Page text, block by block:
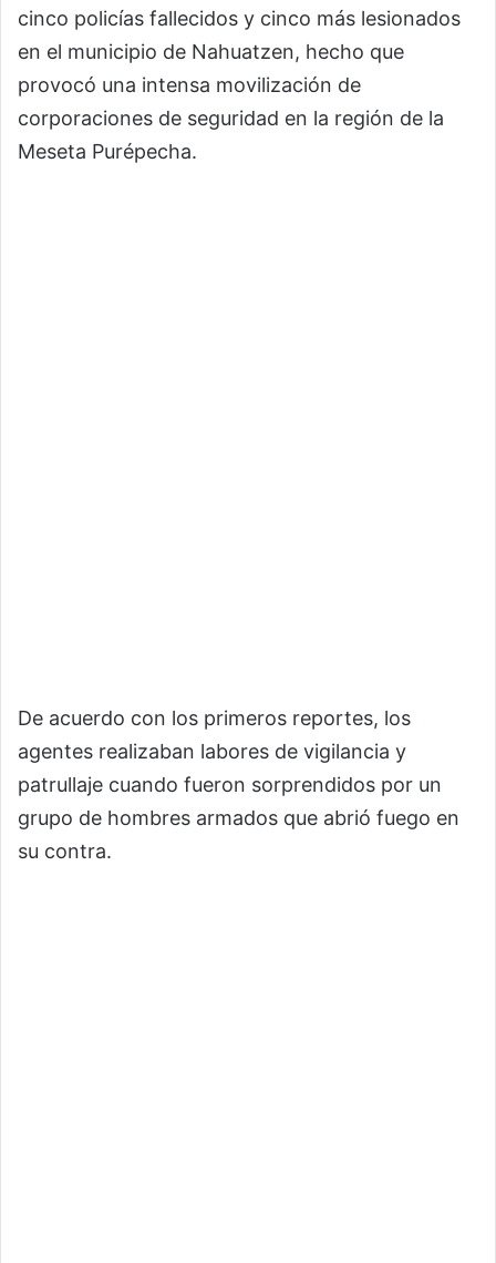
cinco policías fallecidos y cinco más lesionados
en el municipio de Nahuatzen, hecho que
provocó una intensa movilización de
corporaciones de seguridad en la región de la
Meseta Purépecha.
De acuerdo con los primeros reportes, los
agentes realizaban labores de vigilancia y
patrullaje cuando fueron sorprendidos por un
grupo de hombres armados que abrió fuego en
su contra.